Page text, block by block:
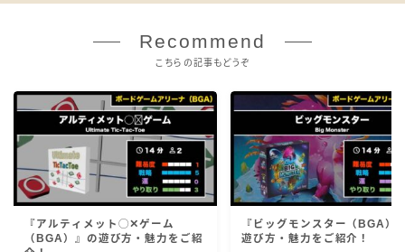
Recommend
こちらの記事もどうぞ
『アルティメット◯✕ゲーム
（BGA）』の遊び方・魅力をご紹
『ビッグモンスター（BGA）
遊び方・魅力をご紹介！